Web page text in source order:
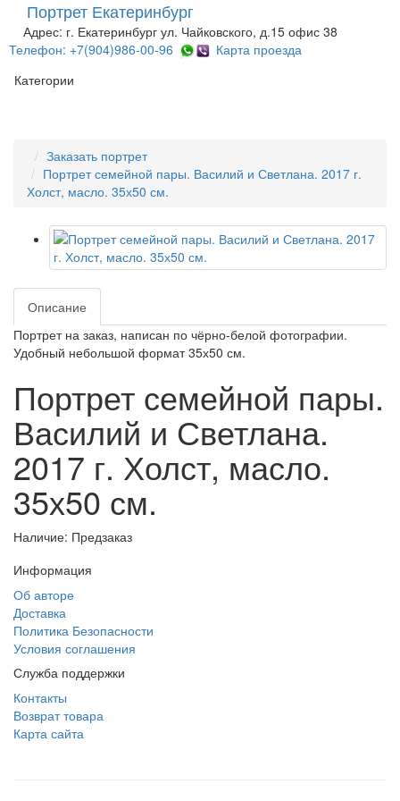
Портрет Екатеринбург
Адрес: г. Екатеринбург ул. Чайковского, д.15 офис 38
Телефон: +7(904)986-00-96
Карта проезда
Категории
Заказать портрет
Портрет семейной пары. Василий и Светлана. 2017 г.
Холст, масло. 35х50 см.
Описание
Портрет на заказ, написан по чёрно-белой фотографии.
Удобный небольшой формат 35х50 см.
Портрет семейной пары.
Василий и Светлана.
2017 г. Холст, масло.
35х50 см.
Наличие: Предзаказ
Информация
Об авторе
Доставка
Политика Безопасности
Условия соглашения
Служба поддержки
Контакты
Возврат товара
Карта сайта